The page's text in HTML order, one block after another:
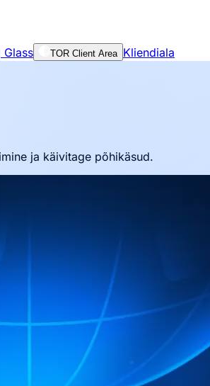
Glass TOR Client Area Kliendiala
ja käivitage põhikäsud.